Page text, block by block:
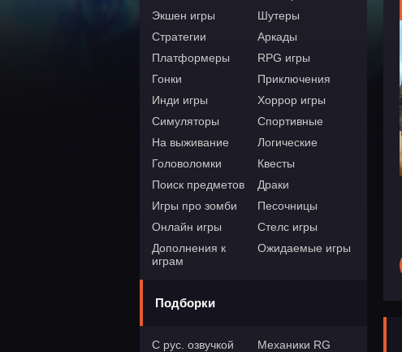
Экшен игры
Шутеры
Стратегии
Аркады
Платформеры
RPG игры
Гонки
Приключения
Инди игры
Хоррор игры
Симуляторы
Спортивные
На выживание
Логические
Головоломки
Квесты
Поиск предметов
Драки
Игры про зомби
Песочницы
Онлайн игры
Стелс игры
Дополнения к
играм
Ожидаемые игры
Подборки
С рус. озвучкой
Механики RG